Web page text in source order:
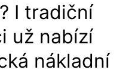
I tradiční
už nabízí
nákladní